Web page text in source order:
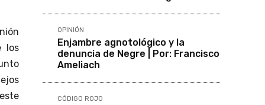
los
OPINIÓN
Enjambre agnotológico y la
denuncia de Negre | Por: Francisco
Ameliach
CÓDIGO ROJO